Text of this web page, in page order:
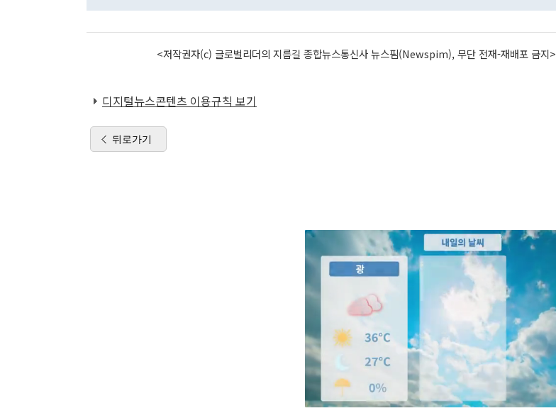
<저작권자(c) 글로벌리더의 지름길 종합뉴스통신사 뉴스핌(Newspim), 무단 전재-재배포 금지>
디지털뉴스콘텐츠 이용규칙 보기
뒤로가기